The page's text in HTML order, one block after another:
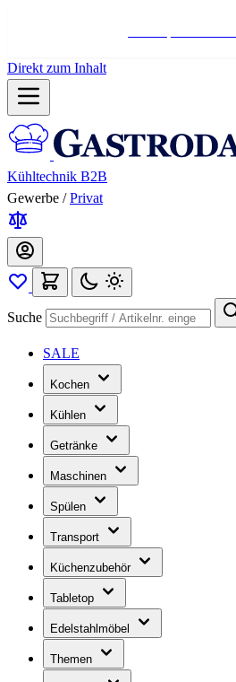
Direkt zum Inhalt
Kühltechnik B2B
Gewerbe / Privat
Suche
SALE
Kochen
Kühlen
Getränke
Maschinen
Spülen
Transport
Küchenzubehör
Tabletop
Edelstahlmöbel
Themen